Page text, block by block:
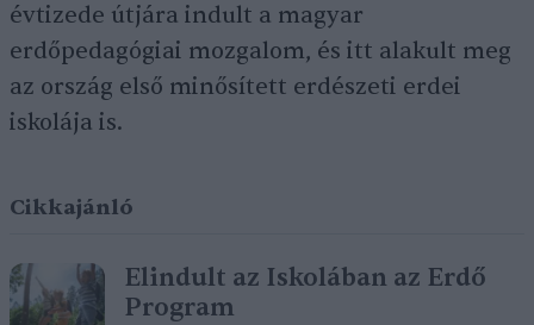
évtizede útjára indult a magyar
erdőpedagógiai mozgalom, és itt alakult meg
az ország első minősített erdészeti erdei
iskolája is.
Cikkajánló
Elindult az Iskolában az Erdő
Program